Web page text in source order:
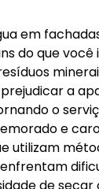
em
do que você
a
o
e
utilizam
de secar